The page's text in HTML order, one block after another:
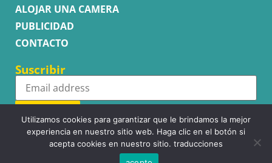
ALOJAR UNA CAMERA
PUBLICIDAD
CONTACTO
Suscribir
Subscribe
Utilizamos cookies para garantizar que le brindamos la mejor
experiencia en nuestro sitio web. Haga clic en el botón si
acepta cookies en nuestro sitio. traducciones